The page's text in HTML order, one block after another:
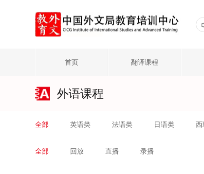
首页 翻译课程
外语课程
全部 英语类 法语类 日语类 西
全部 回放 直播 录播